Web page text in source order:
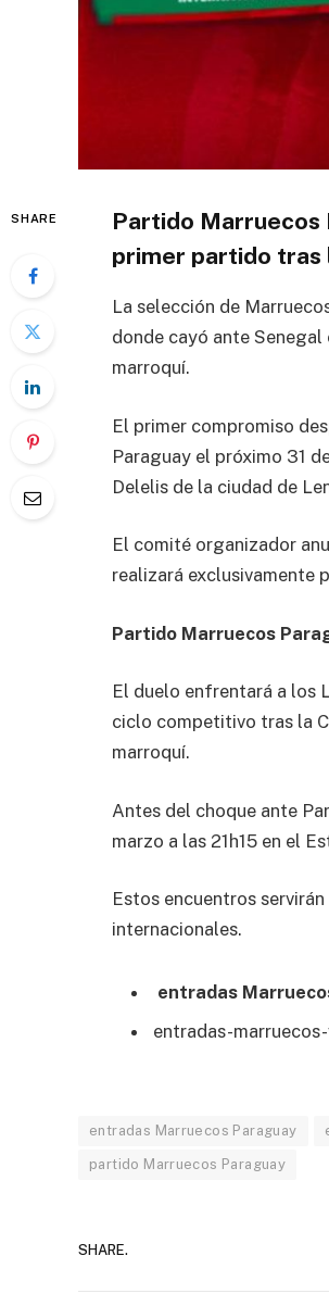
SHARE
Partido Marruecos
primer partido tras
La selección de
donde cayó ante Senegal
marroquí.
El primer compromiso
Paraguay el próximo 31
Delelis de la ciudad de
El comité organizador
realizará exclusivamente
Partido Marruecos
El duelo enfrentará a los
ciclo competitivo tras la
marroquí.
Antes del choque ante
marzo a las 21h15 en el
Estos encuentros
internacionales.
entradas
entradas-
entradas Marruecos Paraguay
partido Marruecos Paraguay
SHARE.